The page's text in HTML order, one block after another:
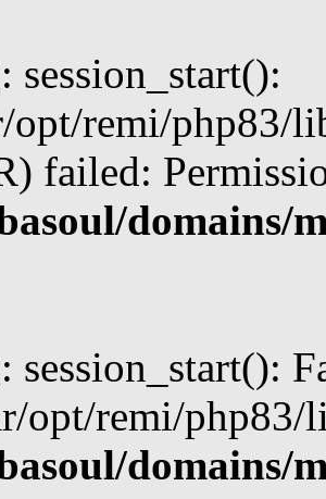
: session_start():
opt/remi/php83/
failed:
domains/
: session_start():
opt/remi/php83/
domains/